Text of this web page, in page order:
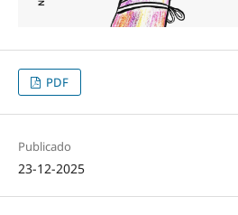
PDF
Publicado
23-12-2025